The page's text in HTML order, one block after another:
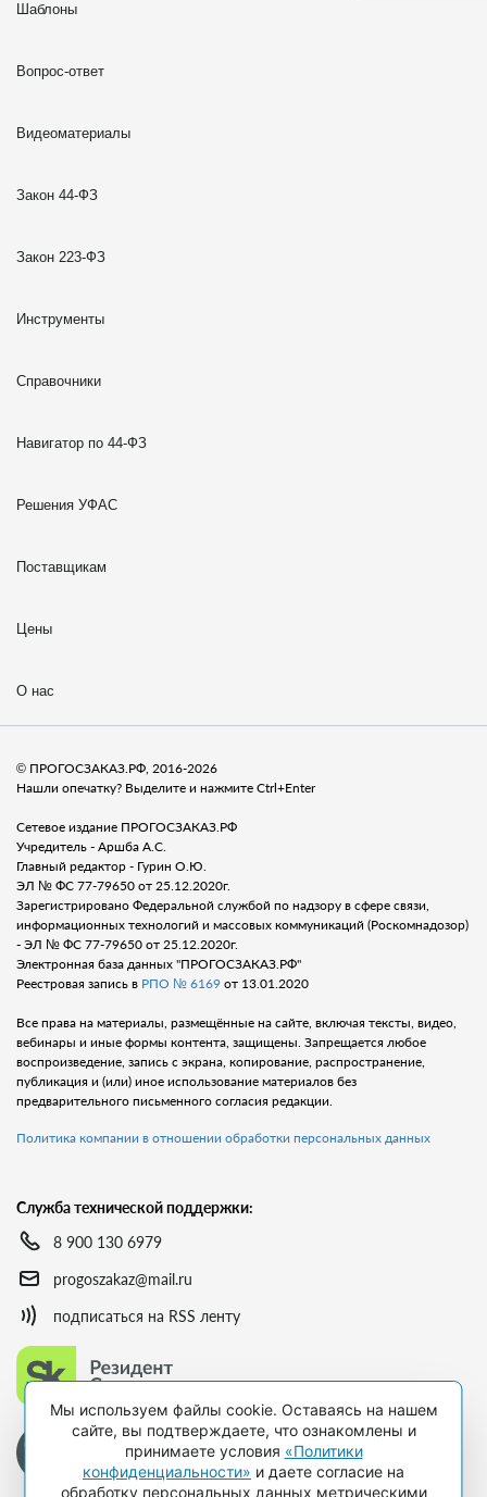
Шаблоны
Вопрос-ответ
Видеоматериалы
Закон 44-ФЗ
Закон 223-ФЗ
Инструменты
Справочники
Навигатор по 44-ФЗ
Решения УФАС
Поставщикам
Цены
О нас
© ПРОГОСЗАКАЗ.РФ, 2016-2026
Нашли опечатку? Выделите и нажмите Ctrl+Enter
Сетевое издание ПРОГОСЗАКАЗ.РФ
Учредитель - Аршба А.С.
Главный редактор - Гурин О.Ю.
ЭЛ № ФС 77-79650 от 25.12.2020г.
Зарегистрировано Федеральной службой по надзору в сфере связи,
информационных технологий и массовых коммуникаций (Роскомнадозор)
- ЭЛ № ФС 77-79650 от 25.12.2020г.
Электронная база данных "ПРОГОСЗАКАЗ.РФ"
Реестровая запись в РПО № 6169 от 13.01.2020
Все права на материалы, размещённые на сайте, включая тексты, видео,
вебинары и иные формы контента, защищены. Запрещается любое
воспроизведение, запись с экрана, копирование, распространение,
публикация и (или) иное использование материалов без
предварительного письменного согласия редакции.
Политика компании в отношении обработки персональных данных
Служба технической поддержки:
8 900 130 6979
progoszakaz@mail.ru
подписаться на RSS ленту
Мы используем файлы cookie. Оставаясь на нашем
сайте, вы подтверждаете, что ознакомлены и
принимаете условия «Политики
конфиденциальности» и даете согласие на
обработку персональных данных метрическими